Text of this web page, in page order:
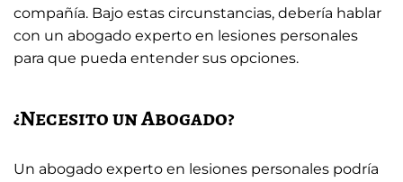
compañía. Bajo estas circunstancias, debería hablar
con un abogado experto en lesiones personales
para que pueda entender sus opciones.
¿Necesito un Abogado?
Un abogado experto en lesiones personales podría